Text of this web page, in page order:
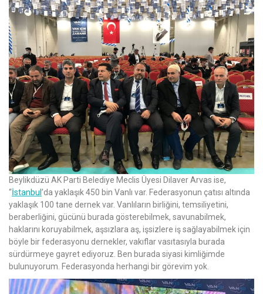
Beylikdüzü AK Parti Belediye Meclis Üyesi Dilaver Arvas ise,
“İstanbul ’da yaklaşık 450 bin Vanlı var. Federasyonun çatısı altında
yaklaşık 100 tane dernek var. Vanlıların birliğini, temsiliyetini,
beraberliğini, gücünü burada gösterebilmek, savunabilmek,
haklarını koruyabilmek, aşsızlara aş, işsizlere iş sağlayabilmek için
böyle bir federasyonu dernekler, vakıflar vasıtasıyla burada
sürdürmeye gayret ediyoruz. Ben burada siyasi kimliğimde
bulunuyorum. Federasyonda herhangi bir görevim yok.